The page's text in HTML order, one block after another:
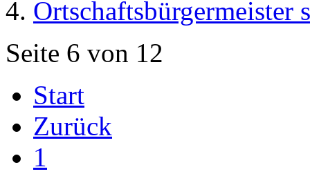
Ortschaftsbürgermeister
Seite 6 von 12
Start
Zurück
1